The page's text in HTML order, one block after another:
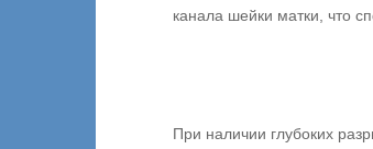
канала шейки матки, что
При наличии глубоких